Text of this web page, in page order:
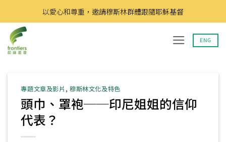
to
content
以愛心和尊重，邀請穆斯林群體跟隨耶穌基督
ENG
專題文章及影片 , 穆斯林文化及特色
頭巾、罩袍──印尼姐姐的信仰
代表？